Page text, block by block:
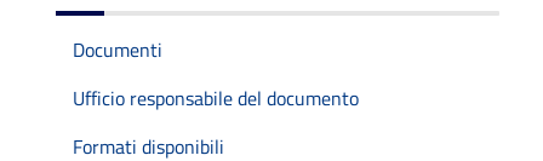
Documenti
Ufficio responsabile del documento
Formati disponibili